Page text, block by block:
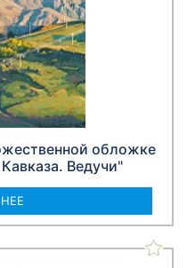
обложке
Ведучи"